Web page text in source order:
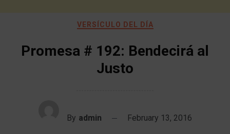
VERSÍCULO DEL DÍA
Promesa # 192: Bendecirá al
Justo
By admin February 13, 2016